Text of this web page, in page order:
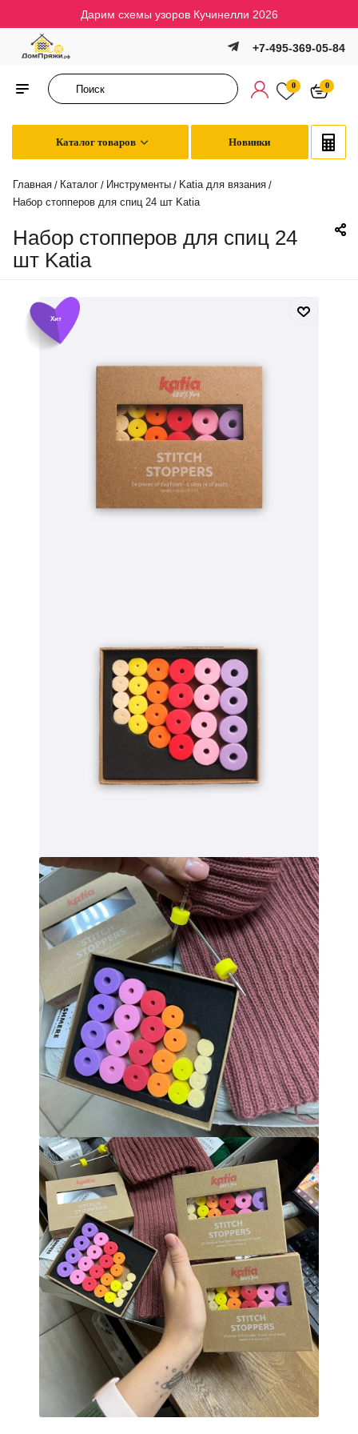
Дарим схемы узоров Кучинелли 2026
+7-495-369-05-84
0 0
Каталог товаров Новинки
Главная / Каталог / Инструменты / Katia для вязания /
Набор стопперов для спиц 24 шт Katia
Набор стопперов для спиц 24
шт Katia
Хит